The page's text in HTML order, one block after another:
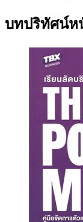
บทปริทัศน์ห